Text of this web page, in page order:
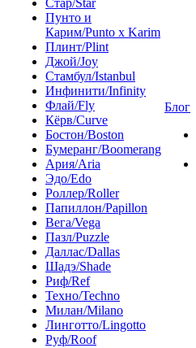
Стар/Star
Пунто и
Карим/Punto x Karim
Плинт/Plint
Джой/Joy
Стамбул/Istanbul
Инфинити/Infinity
Флай/Fly
Кёрв/Curve
Бостон/Boston
Бумеранг/Boomerang
Ария/Aria
Эдо/Edo
Роллер/Roller
Папиллон/Papillon
Вега/Vega
Пазл/Puzzle
Даллас/Dallas
Шадэ/Shade
Риф/Ref
Техно/Techno
Милан/Milano
Линготто/Lingotto
Руф/Roof
Блог